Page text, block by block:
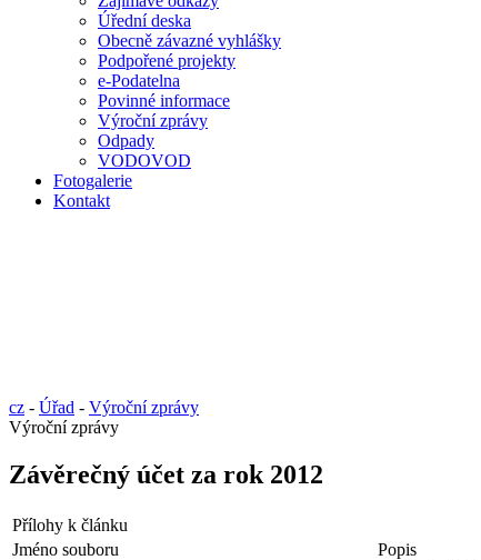
Úřední deska
Obecně závazné vyhlášky
Podpořené projekty
e-Podatelna
Povinné informace
Výroční zprávy
Odpady
VODOVOD
Fotogalerie
Kontakt
cz - Úřad - Výroční zprávy
Výroční zprávy
Závěrečný účet za rok 2012
Přílohy k článku
Jméno souboru
Popis